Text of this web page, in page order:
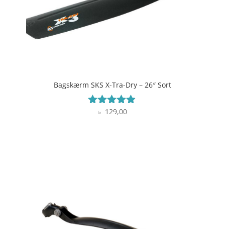
Bagskærm SKS X-Tra-Dry – 26″ Sort
Vurderet
kr.129,00